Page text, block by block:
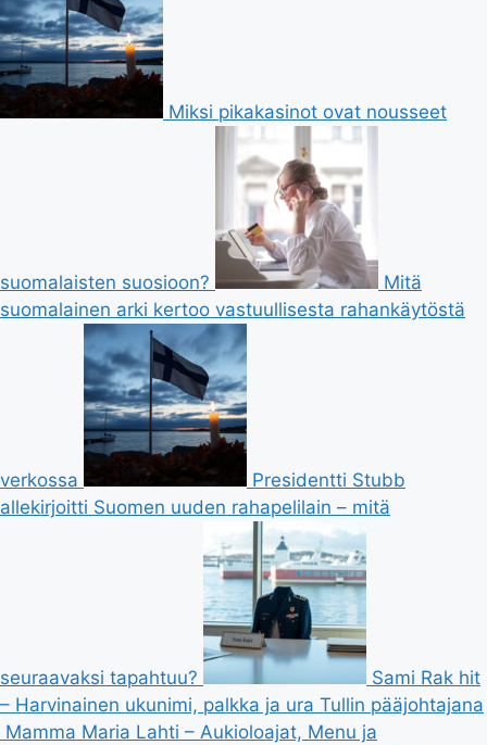
Miksi pikakasinot ovat nousseet
suomalaisten suosioon?
Mitä
suomalainen arki kertoo vastuullisesta rahankäytöstä
verkossa
Presidentti Stubb
allekirjoitti Suomen uuden rahapelilain – mitä
seuraavaksi tapahtuu?
Sami Rak hit
– Harvinainen ukunimi, palkka ja ura Tullin pääjohtajana
Mamma Maria Lahti – Aukioloajat, Menu ja